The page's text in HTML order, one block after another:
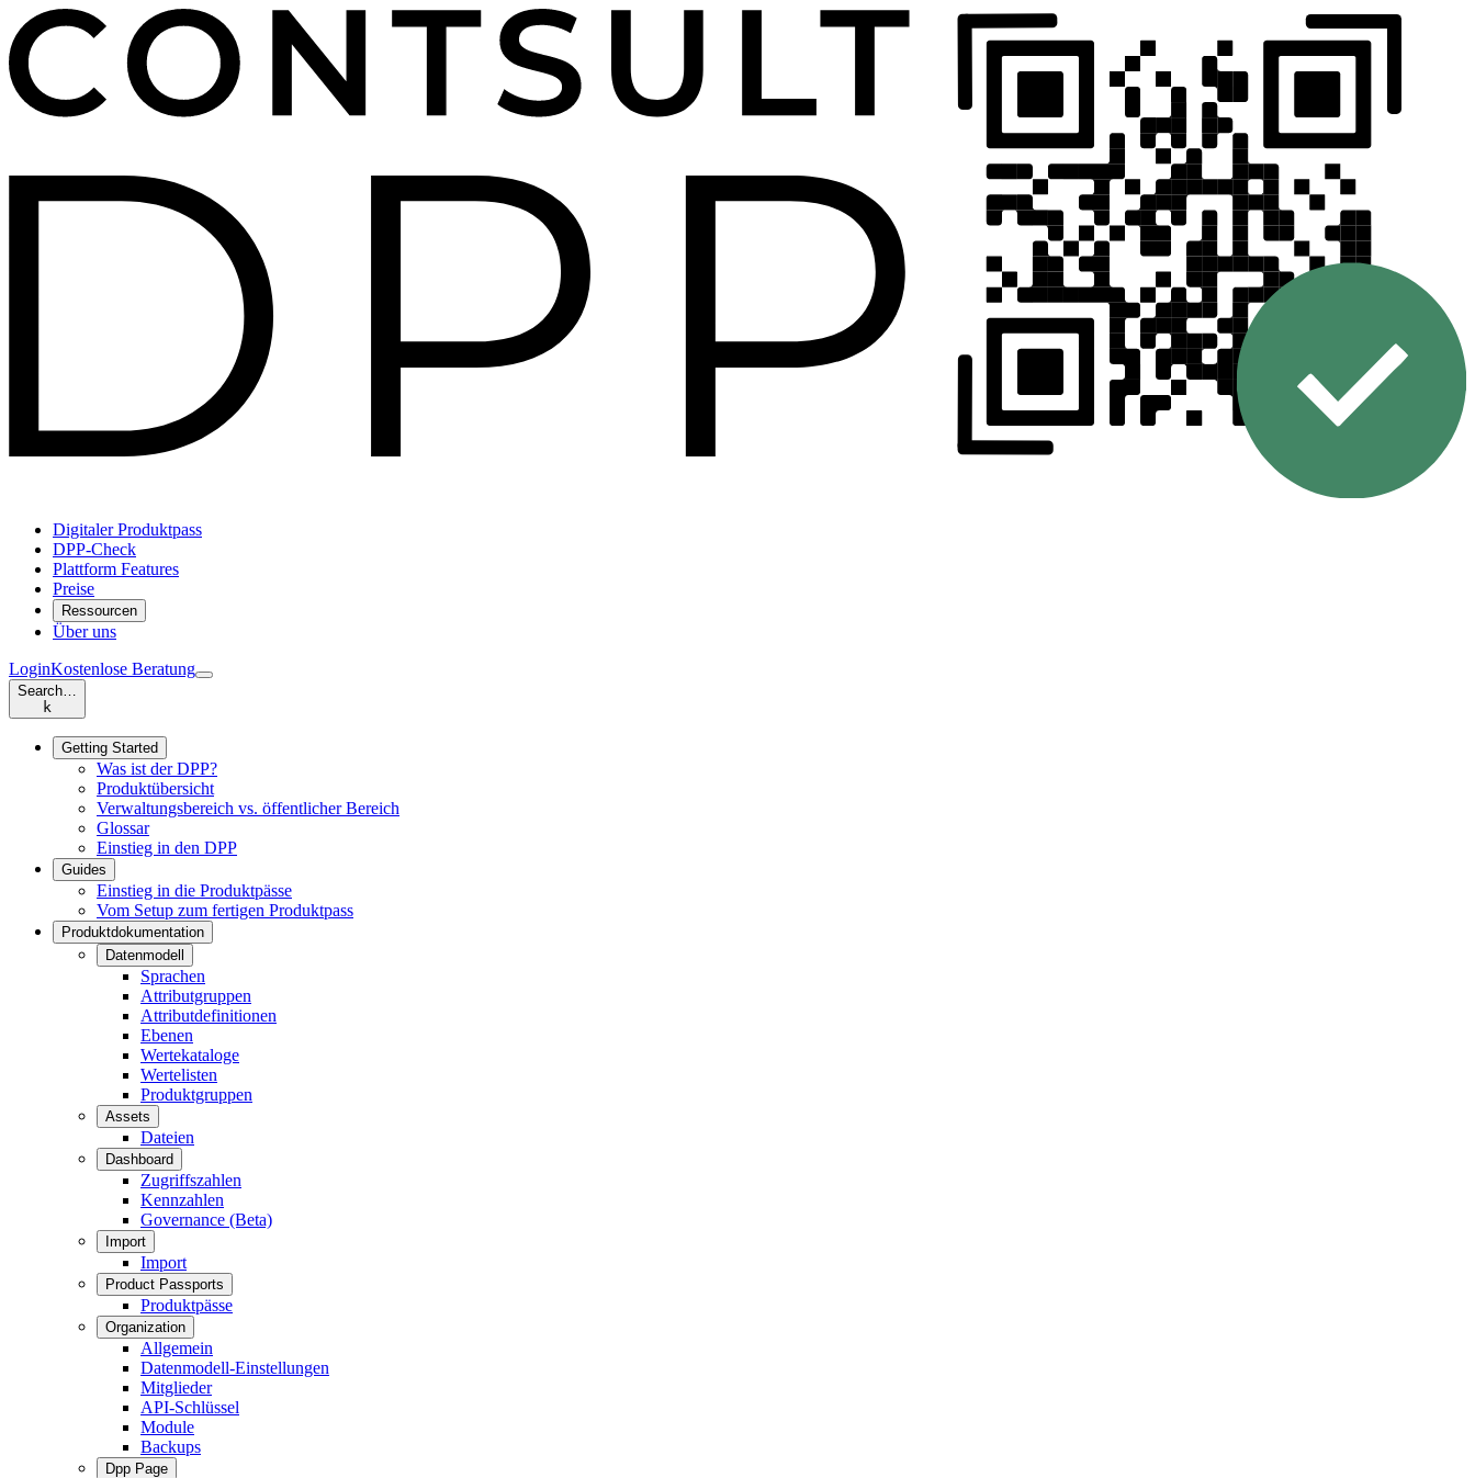
Digitaler Produktpass
DPP-Check
Plattform Features
Preise
Ressourcen
Über uns
LoginKostenlose Beratung
Search…
k
Getting Started
Was ist der DPP?
Produktübersicht
Verwaltungsbereich vs. öffentlicher Bereich
Glossar
Einstieg in den DPP
Guides
Einstieg in die Produktpässe
Vom Setup zum fertigen Produktpass
Produktdokumentation
Datenmodell
Sprachen
Attributgruppen
Attributdefinitionen
Ebenen
Wertekataloge
Wertelisten
Produktgruppen
Assets
Dateien
Dashboard
Zugriffszahlen
Kennzahlen
Governance (Beta)
Import
Import
Product Passports
Produktpässe
Organization
Allgemein
Datenmodell-Einstellungen
Mitglieder
API-Schlüssel
Module
Backups
Dpp Page